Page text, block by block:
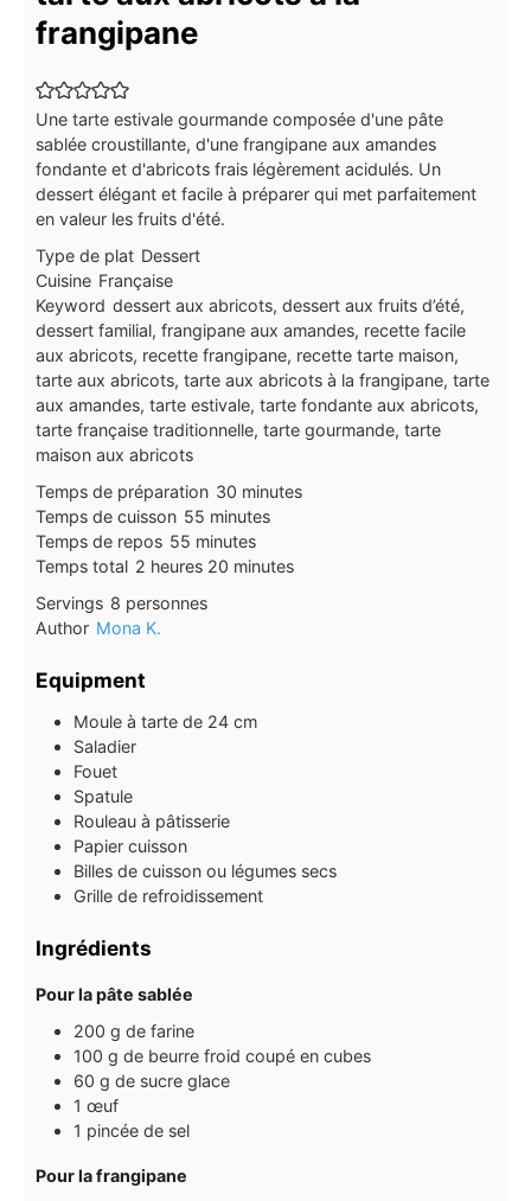
frangipane
Une tarte estivale gourmande composée d'une pâte
sablée croustillante, d'une frangipane aux amandes
fondante et d'abricots frais légèrement acidulés. Un
dessert élégant et facile à préparer qui met parfaitement
en valeur les fruits d'été.
Type de plat Dessert
Cuisine Française
Keyword dessert aux abricots, dessert aux fruits d’été,
dessert familial, frangipane aux amandes, recette facile
aux abricots, recette frangipane, recette tarte maison,
tarte aux abricots, tarte aux abricots à la frangipane, tarte
aux amandes, tarte estivale, tarte fondante aux abricots,
tarte française traditionnelle, tarte gourmande, tarte
maison aux abricots
Temps de préparation 30minutes
minutes
Temps de cuisson 55minutes
minutes
Temps de repos 55minutes
minutes
Temps total 2heures
heures 20minutes
minutes
Servings 8 personnes
Author Mona K.
Equipment
Moule à tarte de 24 cm
Saladier
Fouet
Spatule
Rouleau à pâtisserie
Papier cuisson
Billes de cuisson ou légumes secs
Grille de refroidissement
Ingrédients
Pour la pâte sablée
200 g de farine
100 g de beurre froid coupé en cubes
60 g de sucre glace
1 œuf
1 pincée de sel
Pour la frangipane